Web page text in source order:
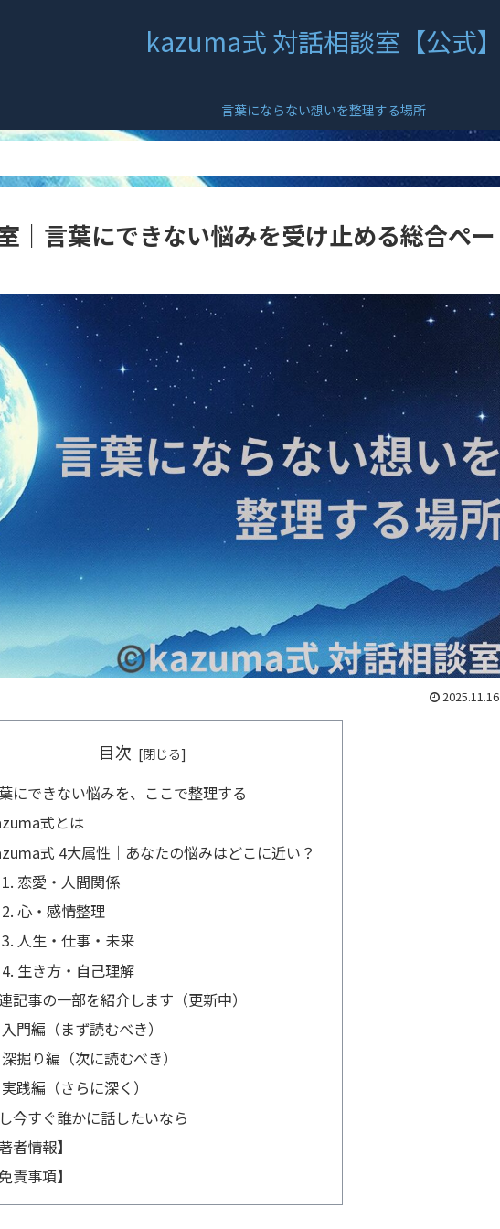
kazuma式 対話相談室【公式】
言葉にならない想いを整理する場所
｜言葉にできない悩みを受け止める総合ペー
2025.11.16
目次
にできない悩みを、ここで整理する
式とは
式 4大属性｜あなたの悩みはどこに近い？
1. 恋愛・人間関係
2. 心・感情整理
3. 人生・仕事・未来
4. 生き方・自己理解
記事の一部を紹介します（更新中）
入門編（まず読むべき）
深掘り編（次に読むべき）
実践編（さらに深く）
今すぐ誰かに話したいなら
著者情報】
免責事項】